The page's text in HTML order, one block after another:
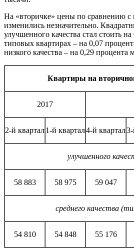
На «вторичке» цены по сравнению
изменились незначительно.
улучшенного качества стал стоить
типовых квартирах – на 0,07
низкого качества – на 0,29 процента
Квартиры на
2017
2-й квартал1-й квартал4-й квартал
улучшенного
58 883 58 975 59 047
среднего качества
54 810 54 848 55 176